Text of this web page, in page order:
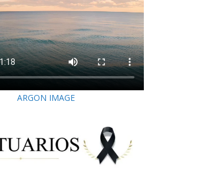
ARGON IMAGE